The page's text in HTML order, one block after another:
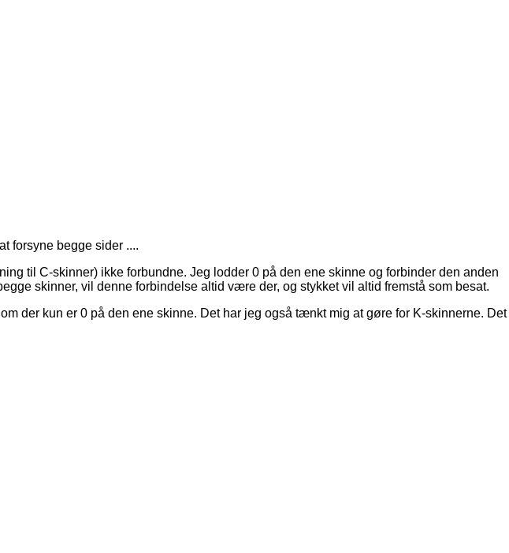
forsyne begge sider ....
til C-skinner) ikke forbundne. Jeg lodder 0 på den ene skinne og forbinder den anden
skinner, vil denne forbindelse altid være der, og stykket vil altid fremstå som besat.
der kun er 0 på den ene skinne. Det har jeg også tænkt mig at gøre for K-skinnerne. Det